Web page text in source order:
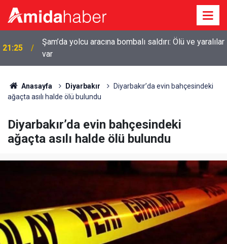
21:25
Şam’da yolcu aracına bombalı saldırı: Ölü ve yaralılar
var
Anasayfa Diyarbakır
Diyarbakır’da evin bahçesindeki
ağaçta asılı halde ölü bulundu
Diyarbakır’da evin bahçesindeki
ağaçta asılı halde ölü bulundu